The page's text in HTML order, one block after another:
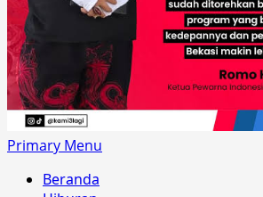
Primary Menu
Beranda